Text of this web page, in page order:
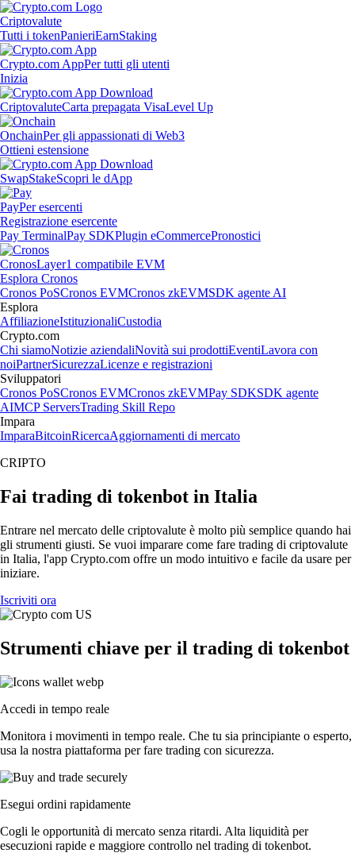
Criptovalute
Tutti i tokenPanieriEarnStaking
Crypto.com AppPer tutti gli utenti
Inizia
CriptovaluteCarta prepagata VisaLevel Up
OnchainPer gli appassionati di Web3
Ottieni estensione
SwapStakeScopri le dApp
PayPer esercenti
Registrazione esercente
Pay TerminalPay SDKPlugin eCommercePronostici
CronosLayer1 compatibile EVM
Esplora Cronos
Cronos PoSCronos EVMCronos zkEVMSDK agente AI
Esplora
AffiliazioneIstituzionaliCustodia
Crypto.com
Chi siamoNotizie aziendaliNovità sui prodottiEventiLavora con
noiPartnerSicurezzaLicenze e registrazioni
Sviluppatori
Cronos PoSCronos EVMCronos zkEVMPay SDKSDK agente
AIMCP ServersTrading Skill Repo
Impara
ImparaBitcoinRicercaAggiornamenti di mercato
CRIPTO
Fai trading di tokenbot in Italia
Entrare nel mercato delle criptovalute è molto più semplice quando hai
gli strumenti giusti. Se vuoi imparare come fare trading di criptovalute
in Italia, l'app Crypto.com offre un modo intuitivo e facile da usare per
iniziare.
Iscriviti ora
Strumenti chiave per il trading di tokenbot
Accedi in tempo reale
Monitora i movimenti in tempo reale. Che tu sia principiante o esperto,
usa la nostra piattaforma per fare trading con sicurezza.
Esegui ordini rapidamente
Cogli le opportunità di mercato senza ritardi. Alta liquidità per
esecuzioni rapide e maggiore controllo nel trading di tokenbot.